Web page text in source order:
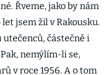
Řveme, jako by nám
jsem žil v Rakousku.
částečně i
nemýlím-li se,
v roce 1956. A o tom